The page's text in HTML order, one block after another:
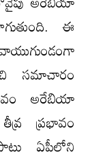
ఈ
సమాచారం
అరేబియా
ప్రభావం
ఏపీలోని